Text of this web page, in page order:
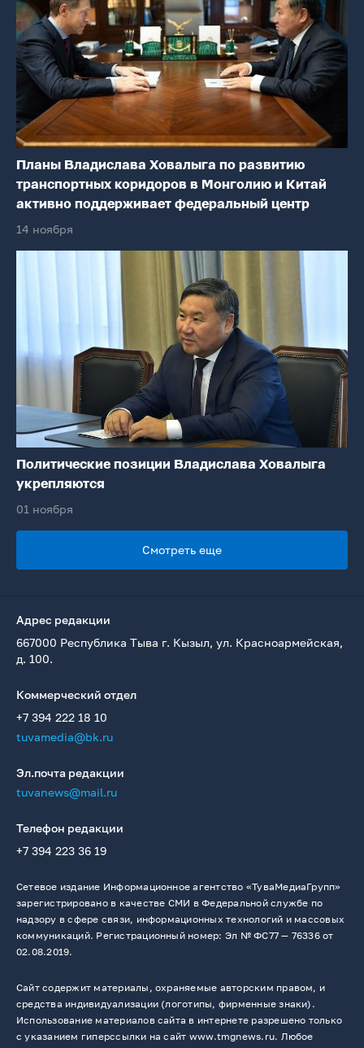
Планы Владислава Ховалыга по развитию
транспортных коридоров в Монголию и Китай
активно поддерживает федеральный центр
14 ноября
Политические позиции Владислава Ховалыга
укрепляются
01 ноября
Смотреть еще
Адрес редакции
667000 Республика Тыва г. Кызыл, ул. Красноармейская,
д. 100.
Коммерческий отдел
+7 394 222 18 10
tuvamedia@bk.ru
Эл.почта редакции
tuvanews@mail.ru
Телефон редакции
+7 394 223 36 19
Сетевое издание Информационное агентство «ТуваМедиаГрупп»
зарегистрировано в качестве СМИ в Федеральной службе по
надзору в сфере связи, информационных технологий и массовых
коммуникаций. Регистрационный номер: Эл № ФС77 — 76336 от
02.08.2019.
Сайт содержит материалы, охраняемые авторским правом, и
средства индивидуализации (логотипы, фирменные знаки).
Использование материалов сайта в интернете разрешено только
с указанием гиперссылки на сайт www.tmgnews.ru. Любое